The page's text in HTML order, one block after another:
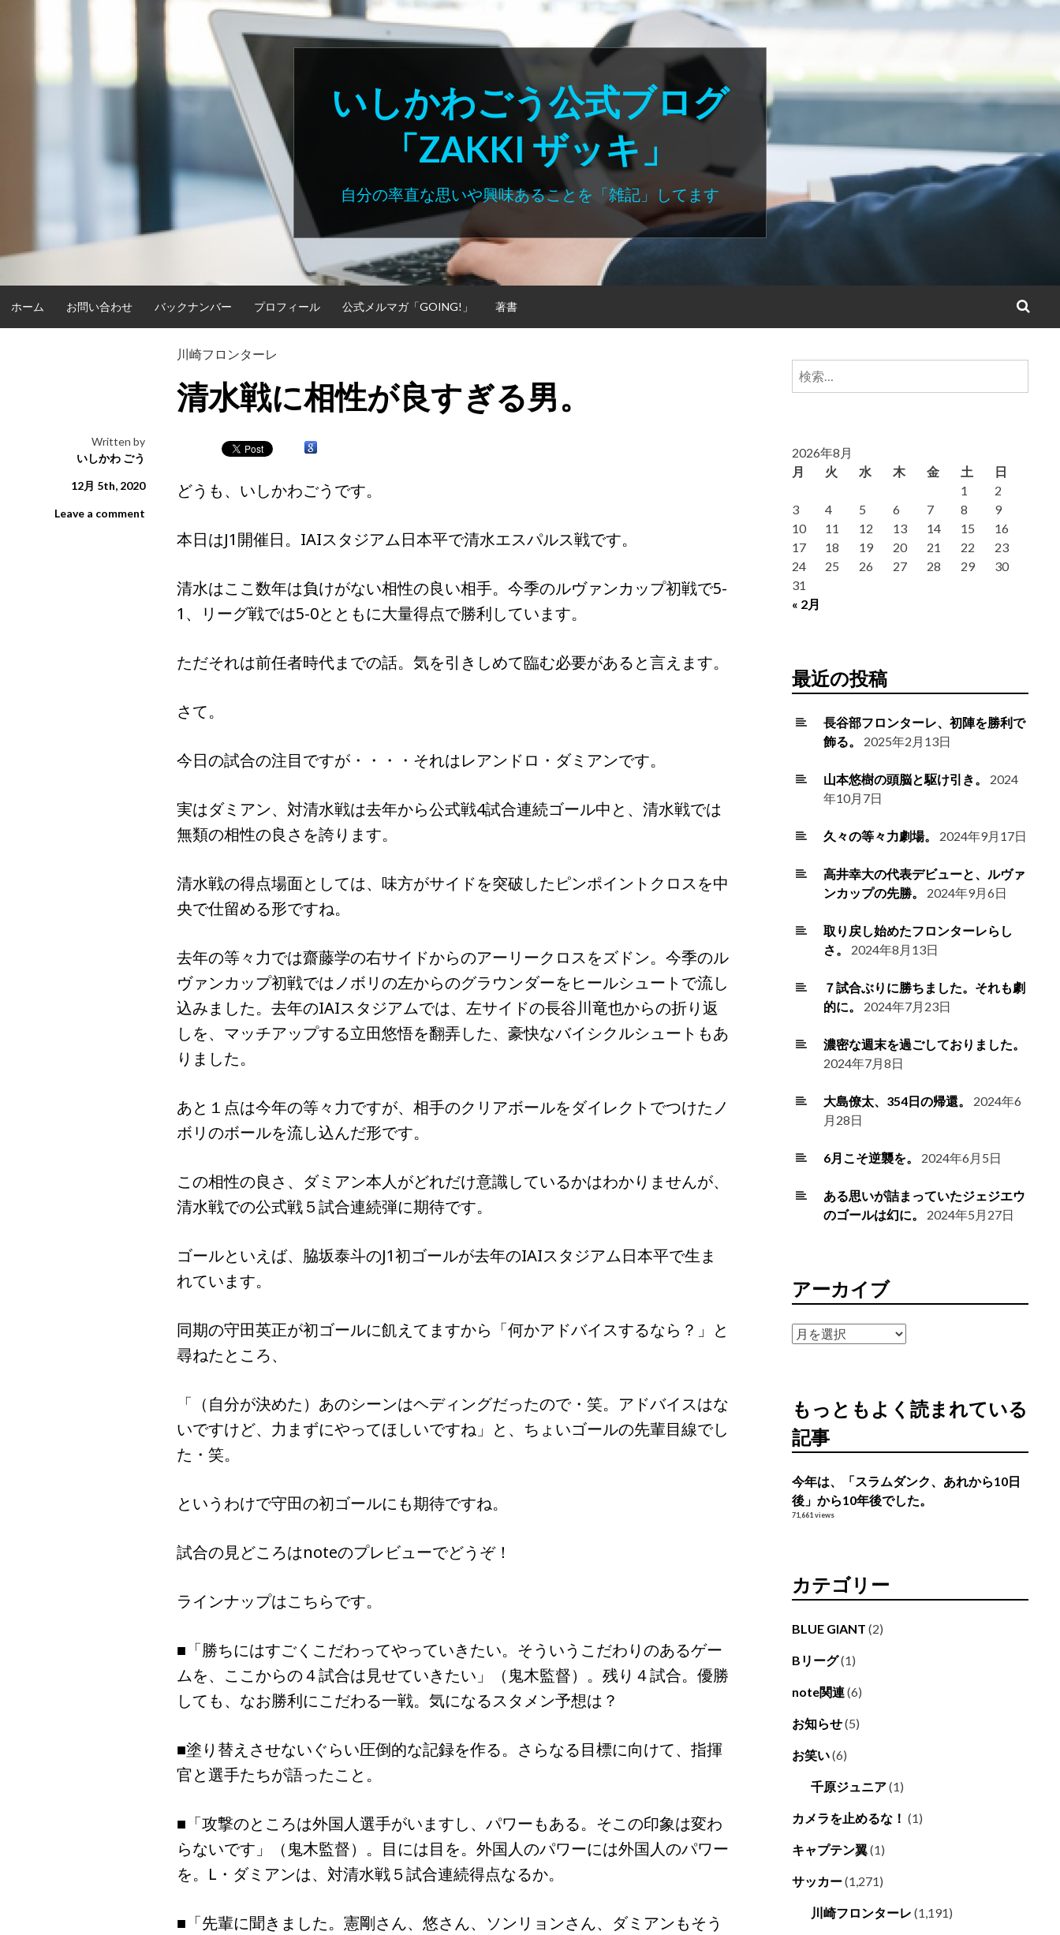
いしかわごう公式ブログ
「ZAKKI ザッキ」
自分の率直な思いや興味あることを「雑記」してます
ホーム お問い合わせ バックナンバー プロフィール 公式メルマガ「GOING!」 著書
川崎フロンターレ
清水戦に相性が良すぎる男。
Written by
いしかわ ごう
12月 5th, 2020
Leave a comment
どうも、いしかわごうです。
本日はJ1開催日。IAIスタジアム日本平で清水エスパルス戦です。
清水はここ数年は負けがない相性の良い相手。今季のルヴァンカップ初戦で5-
1、リーグ戦では5-0とともに大量得点で勝利しています。
ただそれは前任者時代までの話。気を引きしめて臨む必要があると言えます。
さて。
今日の試合の注目ですが・・・・それはレアンドロ・ダミアンです。
実はダミアン、対清水戦は去年から公式戦4試合連続ゴール中と、清水戦では
無類の相性の良さを誇ります。
清水戦の得点場面としては、味方がサイドを突破したピンポイントクロスを中
央で仕留める形ですね。
去年の等々力では齋藤学の右サイドからのアーリークロスをズドン。今季のル
ヴァンカップ初戦ではノボリの左からのグラウンダーをヒールシュートで流し
込みました。去年のIAIスタジアムでは、左サイドの長谷川竜也からの折り返
しを、マッチアップする立田悠悟を翻弄した、豪快なバイシクルシュートもあ
りました。
あと１点は今年の等々力ですが、相手のクリアボールをダイレクトでつけたノ
ボリのボールを流し込んだ形です。
この相性の良さ、ダミアン本人がどれだけ意識しているかはわかりませんが、
清水戦での公式戦５試合連続弾に期待です。
ゴールといえば、脇坂泰斗のJ1初ゴールが去年のIAIスタジアム日本平で生ま
れています。
同期の守田英正が初ゴールに飢えてますから「何かアドバイスするなら？」と
尋ねたところ、
「（自分が決めた）あのシーンはヘディングだったので・笑。アドバイスはな
いですけど、力まずにやってほしいですね」と、ちょいゴールの先輩目線でし
た・笑。
というわけで守田の初ゴールにも期待ですね。
試合の見どころはnoteのプレビューでどうぞ！
ラインナップはこちらです。
■「勝ちにはすごくこだわってやっていきたい。そういうこだわりのあるゲー
ムを、ここからの４試合は見せていきたい」（鬼木監督）。残り４試合。優勝
しても、なお勝利にこだわる一戦。気になるスタメン予想は？
■塗り替えさせないぐらい圧倒的な記録を作る。さらなる目標に向けて、指揮
官と選手たちが語ったこと。
■「攻撃のところは外国人選手がいますし、パワーもある。そこの印象は変わ
らないです」（鬼木監督）。目には目を。外国人のパワーには外国人のパワー
を。L・ダミアンは、対清水戦５試合連続得点なるか。
■「先輩に聞きました。憲剛さん、悠さん、ソンリョンさん、ダミアンもそう
検
2026年8月
月
火 水 木 金 土 日
« 2月
1
2
3
4 5 6 7 8
9
10
11 12 13 14 15
16
17
18 19 20 21 22
23
24
25 26 27 28 29
30
31
最近の投稿
長谷部フロンターレ、初陣を勝利で
飾る。
2025年2月13日
山本悠樹の頭脳と駆け引き。
2024
年10月7日
久々の等々力劇場。 2024年9月17日
高井幸大の代表デビューと、ルヴァ
ンカップの先勝。
2024年9月6日
取り戻し始めたフロンターレらし
さ。
2024年8月13日
７試合ぶりに勝ちました。それも劇
的に。
2024年7月23日
濃密な週末を過ごしておりました。
2024年7月8日
大島僚太、354日の帰還。
2024年6
月28日
6月こそ逆襲を。 2024年6月5日
ある思いが詰まっていたジェジエウ
のゴールは幻に。
2024年5月27日
アーカイブ
ア
ブ
もっともよく読まれている
記事
今年は、「スラムダンク、あれから10日
後」から10年後でした。
71,661 views
カテゴリー
BLUE GIANT (2)
Bリーグ(1)
note関連(6)
お知らせ(5)
お笑い(6)
千原ジュニア(1)
カメラを止めるな！ (1)
キャプテン翼(1)
サッカー(1,271)
川崎フロンターレ (1,191)